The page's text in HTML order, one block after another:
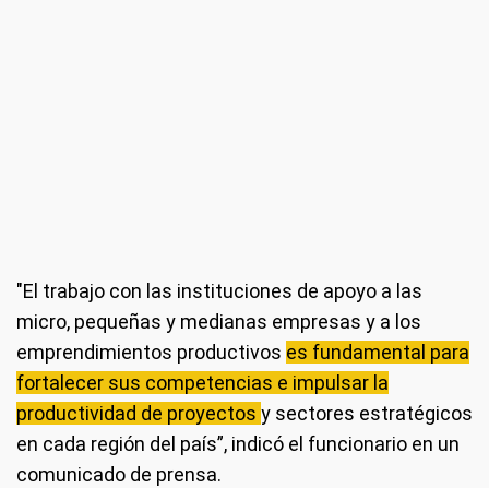
"El trabajo con las instituciones de apoyo a las
micro, pequeñas y medianas empresas y a los
emprendimientos productivos es fundamental para
fortalecer sus competencias e impulsar la
productividad de proyectos y sectores estratégicos
en cada región del país”, indicó el funcionario en un
comunicado de prensa.